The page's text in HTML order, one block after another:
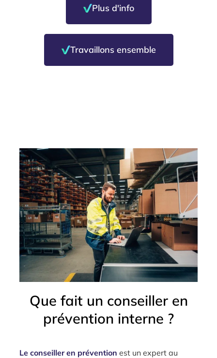
Plus d'info
Travaillons ensemble
Que fait un conseiller en
prévention interne ?
Le conseiller en prévention est un expert au